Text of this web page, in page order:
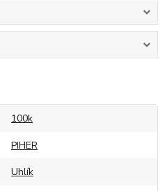
100k
PIHER
Uhlík